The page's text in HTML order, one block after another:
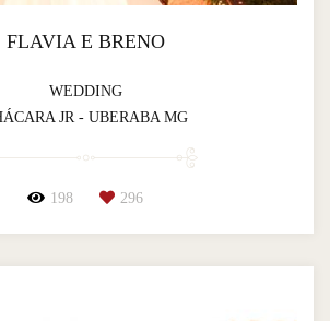
FLAVIA E BRENO
WEDDING
JR - UBERABA MG
198 296